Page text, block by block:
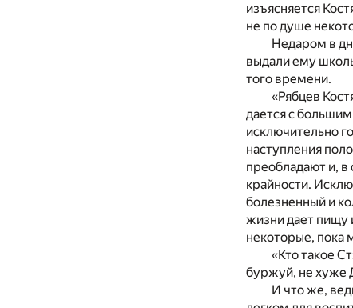
изъясняется
не по душе
Недаром в
выдали ему
того времени.
«Рябцев
дается с
исключительно
наступления
преобладают и, в
крайности.
болезненный и
жизни дает пищу
некоторые, пока
«Кто такое
буржуй, не хуже
И что же,